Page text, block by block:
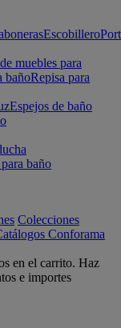
Escobillero
muebles para
bañoRepisa para
Espejos de baño
baño
Colecciones
Conforama
en el carrito. Haz
e importes